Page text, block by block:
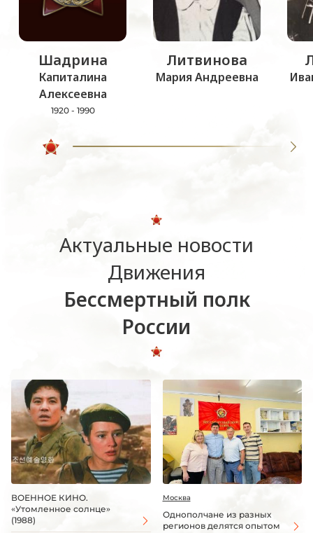
Шадрина
Капиталина
Алексеевна
1920 - 1990
Литвинова
Мария Андреевна
Актуальные новости
Движения
Бессмертный полк
России
ВОЕННОЕ КИНО.
«Утомленное солнце»
(1988)
Москва
Однополчане из разных
регионов делятся опытом